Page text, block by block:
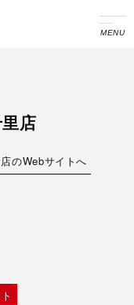
MENU
店
のWebサイトへ